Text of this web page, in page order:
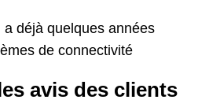
a déjà quelques années
de connectivité
avis des clients